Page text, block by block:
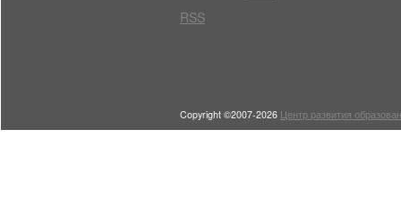
RSS
Copyright ©2007-2026 Центр развития